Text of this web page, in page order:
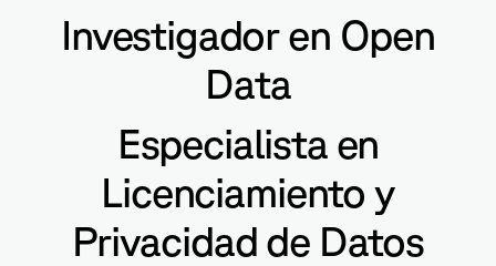
Investigador en Open
Data
Especialista en
Licenciamiento y
Privacidad de Datos